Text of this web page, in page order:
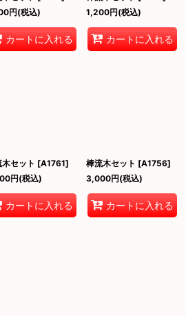
円(税込)
カートに入れる
1,200円(税込)
カートに入れる
セット [A1761]
円(税込)
カートに入れる
棒流木セット [A1756]
3,000円(税込)
カートに入れる